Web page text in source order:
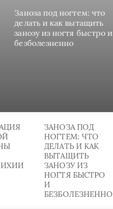
Заноза под ногтем: что
делать и как вытащить
занозу из ногтя быстро и
безболезненно
ЗАНОЗА ПОД
НОГТЕМ: ЧТО
ДЕЛАТЬ И КАК
ВЫТАЩИТЬ
ЗАНОЗУ ИЗ
НОГТЯ БЫСТРО
И
БЕЗБОЛЕЗНЕННО